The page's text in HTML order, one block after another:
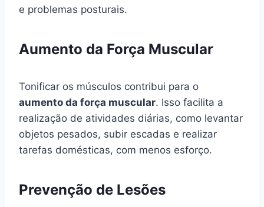
e problemas posturais.
Aumento da Força Muscular
Tonificar os músculos contribui para o
aumento da força muscular. Isso facilita a
realização de atividades diárias, como levantar
objetos pesados, subir escadas e realizar
tarefas domésticas, com menos esforço.
Prevenção de Lesões